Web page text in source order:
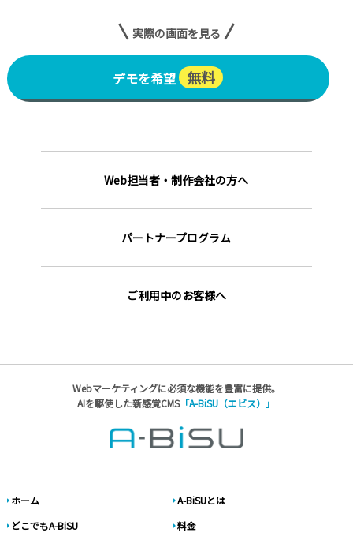
実際の画面を見る
デモを希望 無料
Web担当者・制作会社の方へ
パートナープログラム
ご利用中のお客様へ
Webマーケティングに必須な機能を豊富に提供。
AIを駆使した新感覚CMS「A-BiSU（エビス）」
ホーム
A-BiSUとは
どこでもA-BiSU
料金